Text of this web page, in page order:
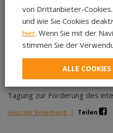
Tagung zur Förderung des
Haus der Begegnung | Teilen
von Drittanbieter-
und wie Sie Cookies
hier. Wenn Sie mit der
stimmen Sie der
ALLE